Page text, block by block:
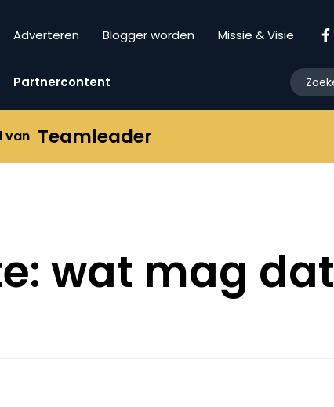
Adverteren Blogger worden Missie & Visie
Partnercontent
van Teamleader
wat mag dat